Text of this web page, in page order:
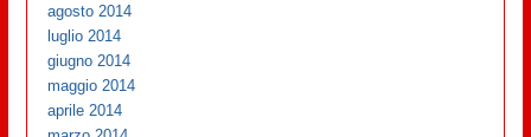
agosto 2014
luglio 2014
giugno 2014
maggio 2014
aprile 2014